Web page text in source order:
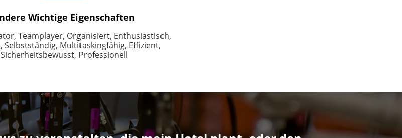
Wichtige Eigenschaften
Teamplayer, Organisiert, Enthusiastisch,
Selbstständig, Multitaskingfähig, Effizient,
Sicherheitsbewusst, Professionell